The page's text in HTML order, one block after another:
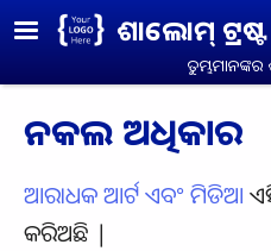
Skip to main content
ଶାଲୋମ୍ ଟ୍ରଷ୍ଟ
ତୁମ୍ଭମାନଙ୍କର
ନକଲ ଅଧିକାର
ଆରାଧକ ଆର୍ଟ ଏବଂ ମିଡିଆ
କରିଅଛି |